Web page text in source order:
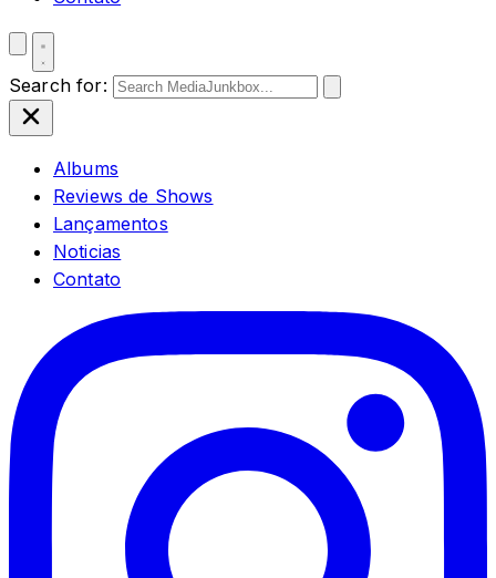
Search for:
Albums
Reviews de Shows
Lançamentos
Noticias
Contato